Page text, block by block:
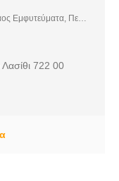
της G.S.L.D.
722 00